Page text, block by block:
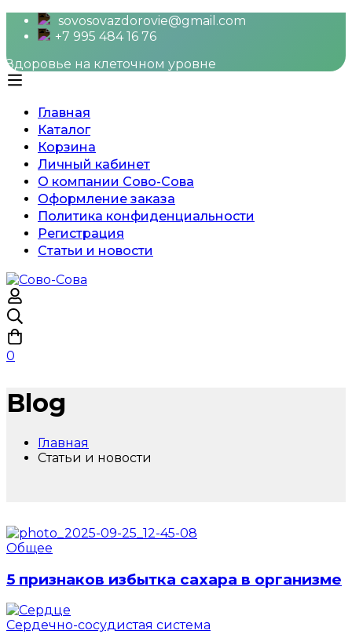
sovosovazdorovie@gmail.com
+7 995 484 16 76
Здоровье на клеточном уровне
Главная
Каталог
Корзина
Личный кабинет
О компании Сово-Сова
Оформление заказа
Политика конфиденциальности
Регистрация
Статьи и новости
0
Blog
Главная
Статьи и новости
Общее
5 признаков избытка сахара в организме
Сердечно-сосудистая система